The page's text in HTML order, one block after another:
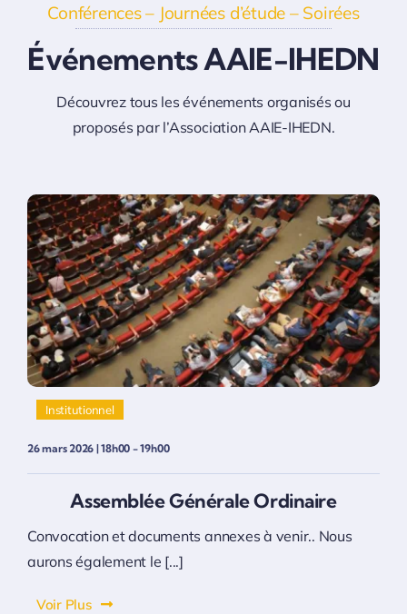
Conférences – Journées d’étude – Soirées
Événements AAIE-IHEDN
Découvrez tous les événements organisés ou
proposés par l’Association AAIE-IHEDN.
Institutionnel
26 mars 2026 | 18h00 - 19h00
Assemblée Générale Ordinaire
Convocation et documents annexes à venir.. Nous
aurons également le [...]
Voir Plus